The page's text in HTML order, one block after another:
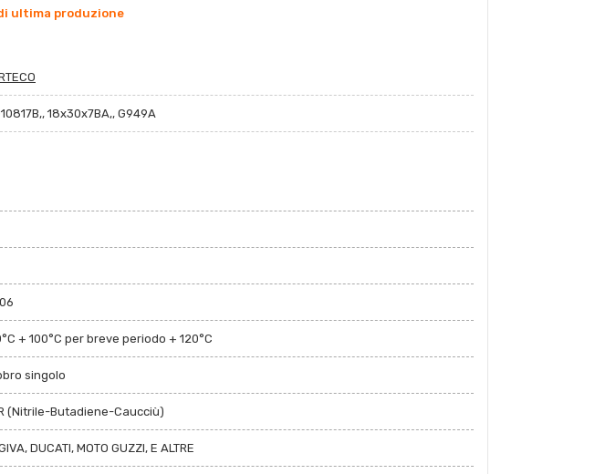
ultima produzione
18x30x7BA,, G949A
+ 100°C per breve periodo + 120°C
singolo
(Nitrile-Butadiene-Caucciù)
DUCATI, MOTO GUZZI, E ALTRE